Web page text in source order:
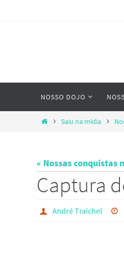
content
NOSSO DOJO
HomeSaiu na mídia
« Nossas conquistas
Captura
André Traichel